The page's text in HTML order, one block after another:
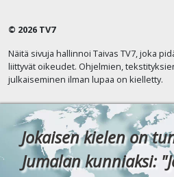
© 2026 TV7
Näitä sivuja hallinnoi Taivas TV7, joka
liittyvät oikeudet. Ohjelmien,
julkaiseminen ilman lupaa on kielletty.
Jokaisen kielen on
Jumalan kunniaksi: